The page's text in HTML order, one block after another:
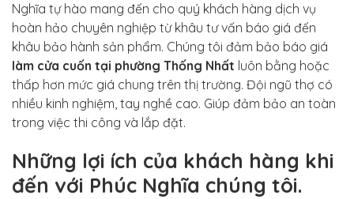
Nghĩa tự hào mang đến cho quý khách hàng dịch vụ
hoàn hảo chuyên nghiệp từ khâu tư vấn báo giá đến
khâu bảo hành sản phẩm. Chúng tôi đảm bảo báo giá
làm cửa cuốn tại phường Thống Nhất luôn bằng hoặc
thấp hơn mức giá chung trên thị trường. Đội ngũ thợ có
nhiều kinh nghiệm, tay nghề cao. Giúp đảm bảo an toàn
trong việc thi công và lắp đặt.
Những lợi ích của khách hàng khi
đến với Phúc Nghĩa chúng tôi.